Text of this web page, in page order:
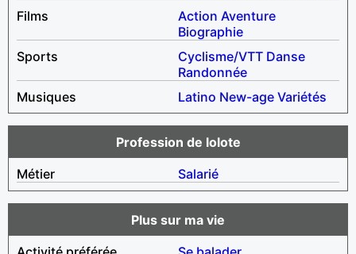
Films
Action Aventure
Biographie
Sports
Cyclisme/VTT Danse
Randonnée
Musiques
Latino New-age Variétés
Profession de lolote
Métier
Salarié
Plus sur ma vie